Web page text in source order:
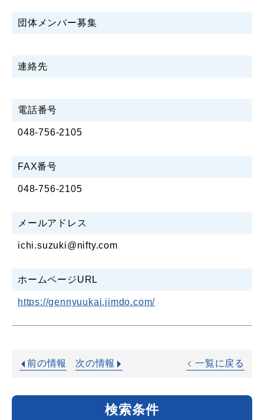
団体メンバー募集
連絡先
電話番号
048-756-2105
FAX番号
048-756-2105
メールアドレス
ichi.suzuki@nifty.com
ホームページURL
https://gennyuukai.jimdo.com/
前の情報 次の情報 一覧に戻る
検索条件